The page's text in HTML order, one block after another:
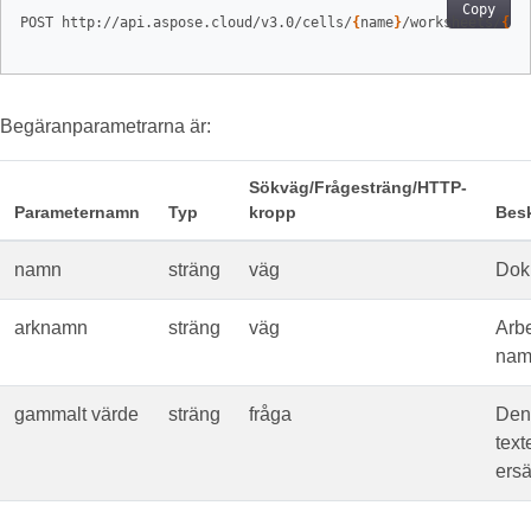
Copy
POST http://api.aspose.cloud/v3.0/cells/{ name}/worksheets/ {
Begäranparametrarna är:
Parameternamn Typ
Sökväg/Frågesträng/HTTP-
kropp
namn sträng väg
arknamn sträng väg
gammalt värde sträng fråga